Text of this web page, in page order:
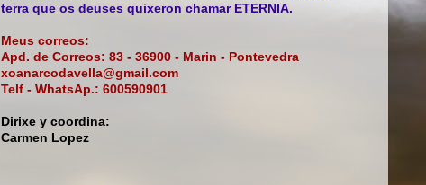
terra que os deuses quixeron chamar ETERNIA.
Meus correos:
Apd. de Correos: 83 - 36900 - Marin - Pontevedra
xoanarcodavella@gmail.com
Telf - WhatsAp.: 600590901
Dirixe y coordina:
Carmen Lopez